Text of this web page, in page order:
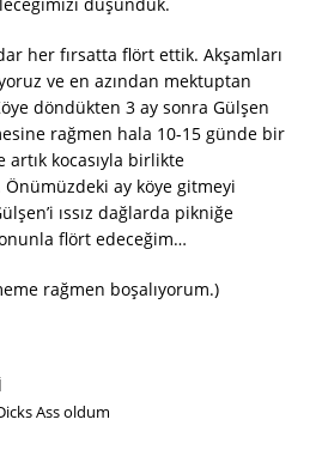
her fırsatta flört ettik. Akşamları
ve en azından mektuptan
döndükten 3 ay sonra Gülşen
rağmen hala 10-15 günde bir
kocasıyla birlikte
Önümüzdeki ay köye gitmeyi
ıssız dağlarda pikniğe
flört edeceğim…
rağmen boşalıyorum.)
Ass oldum